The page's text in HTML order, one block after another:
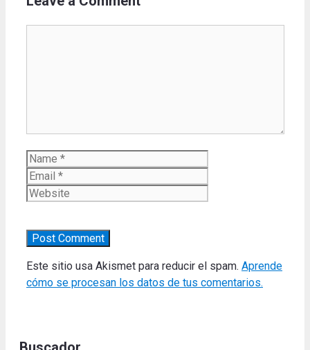
Name
Este sitio usa Akismet para reducir el spam. Aprende
cómo se procesan los datos de tus comentarios.